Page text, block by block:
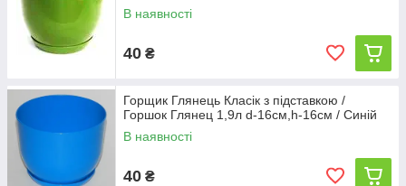
В наявності
40 ₴
Горщик Глянець Класік з підставкою /
Горшок Глянец 1,9л d-16см,h-16см / Синій
В наявності
40 ₴